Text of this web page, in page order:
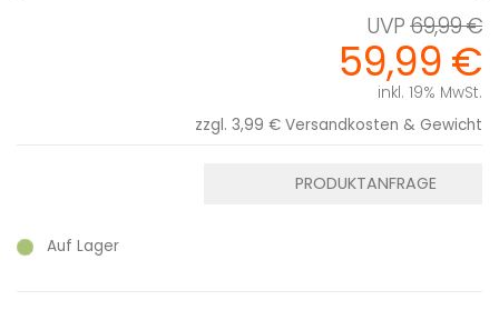
69,99 €
59,99 €
inkl. 19% MwSt.
zzgl. 3,99 € Versandkosten & Gewicht
Auf Lager
PRODUKTANFRAGE